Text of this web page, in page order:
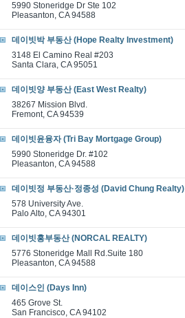
5990 Stoneridge Dr Ste 102
Pleasanton, CA 94588
데이빗박 부동산 (Hope Realty Investment)
3148 El Camino Real #203
Santa Clara, CA 95051
데이빗양 부동산 (East West Realty)
38267 Mission Blvd.
Fremont, CA 94539
데이빗윤융자 (Tri Bay Mortgage Group)
5990 Stoneridge Dr. #102
Pleasanton, CA 94588
데이빗정 부동산·정종성 (David Chung Realty)
578 University Ave.
Palo Alto, CA 94301
데이빗홍부동산 (NORCAL REALTY)
5776 Stoneridge Mall Rd.Suite 180
Pleasanton, CA 94588
데이스인 (Days Inn)
465 Grove St.
San Francisco, CA 94102